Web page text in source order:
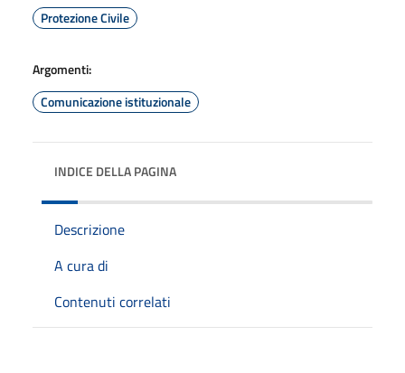
Protezione Civile
Argomenti:
Comunicazione istituzionale
INDICE DELLA PAGINA
Descrizione
A cura di
Contenuti correlati